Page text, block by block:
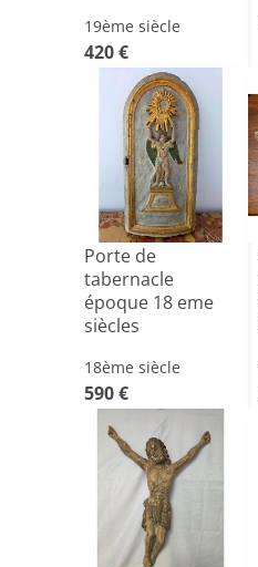
19ème siècle
420 €
Porte de
tabernacle
époque 18 eme
siècles
18ème siècle
590 €